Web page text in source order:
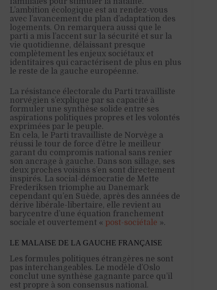
L’ambition écologique est au rendez-vous
avec l’avancement du plan d’adaptation des
logements. On remarquera aussi que le
parti a mis l’accent sur la sécurité et sur la
vie quotidienne, délaissant presque
complètement les enjeux sociétaux et
identitaires qui caractérisent de plus en plus
le reste de la gauche européenne.
La résistance électorale du Parti travailliste
norvégien s’explique par sa capacité à
formuler une synthèse solide entre ses
aspirations politiques propres et les volontés
exprimées par le peuple.
En cela, le Parti travailliste de Norvège a
réussi le tour de force d’être le meilleur
garant du compromis national sans renier
son ancrage à gauche. Dans son sillage, ses
deux proches voisins s’en sont directement
inspirés. La social-démocratie de Mette
Frederiksen triomphe au Danemark
cependant qu’en Suède, après des années de
dérive libérale-libertaire, elle revient au
barycentre d’une équation franchement
sociale et ouvertement « post-sociétale ».
LE MALAISE DE LA GAUCHE FRANÇAISE
Les formules politiques étrangères ne sont
pas interchangeables. Le modèle d’Oslo
conclut une synthèse gagnante parce qu’il
est propre à son consensus national.